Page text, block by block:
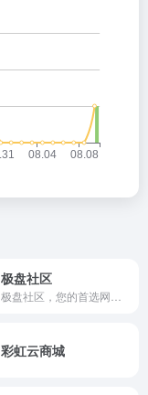
极盘社区
彩虹云商城